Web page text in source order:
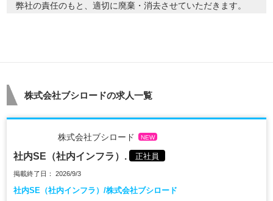
弊社の責任のもと、適切に廃棄・消去させていただきます。
株式会社ブシロードの求人一覧
株式会社ブシロード NEW
社内SE（社内インフラ）. 正社員
掲載終了日： 2026/9/3
社内SE（社内インフラ）/株式会社ブシロード